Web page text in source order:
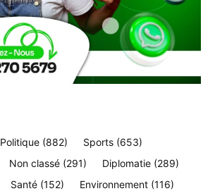
Politique (882) Sports (653)
Non classé (291) Diplomatie (289)
Santé (152) Environnement (116)